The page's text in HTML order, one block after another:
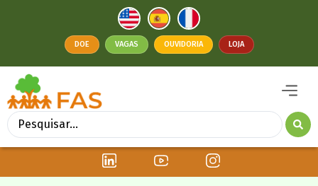
DOE VAGAS OUVIDORIA LOJA